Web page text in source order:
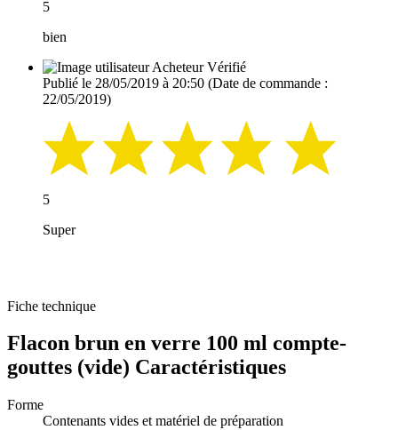
5
bien
Acheteur Vérifié
Publié le 28/05/2019 à 20:50 (Date de commande :
22/05/2019)
5
Super
Fiche technique
Flacon brun en verre 100 ml compte-
gouttes (vide) Caractéristiques
Forme
Contenants vides et matériel de préparation